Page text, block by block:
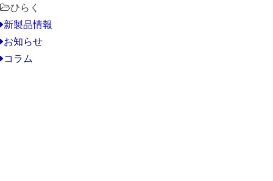
ひらく
新製品情報
お知らせ
コラム